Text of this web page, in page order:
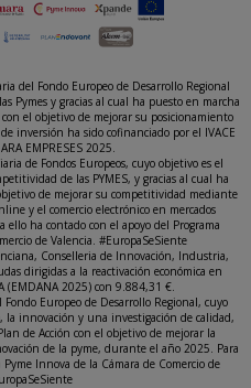
del Fondo Europeo de Desarrollo Regional
Pymes y gracias al cual ha puesto en marcha
el objetivo de mejorar su posicionamiento
inversión ha sido cofinanciado por el IVACE
EMPRESES 2025.
de Fondos Europeos, cuyo objetivo es el
de las PYMES, y gracias al cual ha
de mejorar su competitividad mediante
y el comercio electrónico en mercados
ha contado con el apoyo del Programa
de Valencia. #EuropaSeSiente
Conselleria de Innovación, Industria,
dirigidas a la reactivación económica en
(EMDANA 2025) con 9.884,31 €.
Europeo de Desarrollo Regional, cuyo
la innovación y una investigación de calidad,
de Acción con el objetivo de mejorar la
de la pyme, durante el año 2025. Para
Innova de la Cámara de Comercio de